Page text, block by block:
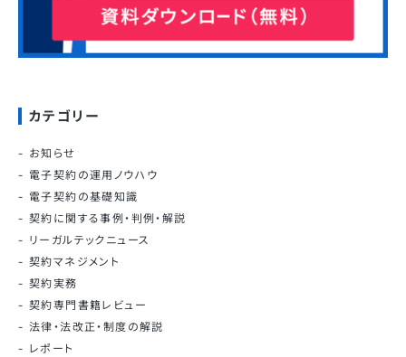
カテゴリー
お知らせ
電子契約の運用ノウハウ
電子契約の基礎知識
契約に関する事例・判例・解説
リーガルテックニュース
契約マネジメント
契約実務
契約専門書籍レビュー
法律・法改正・制度の解説
レポート